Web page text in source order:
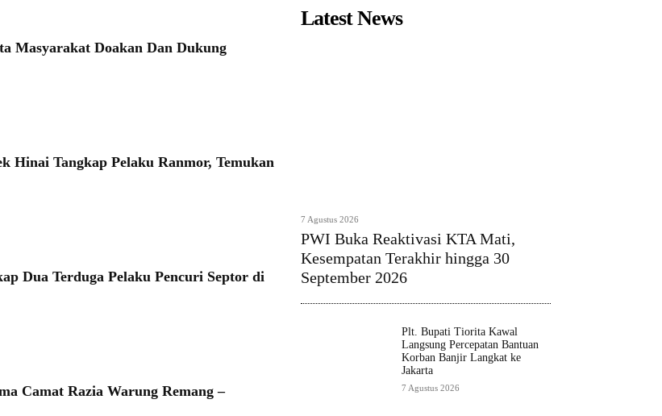
Masyarakat Doakan Dan Dukung
Hinai Tangkap Pelaku Ranmor, Temukan
Dua Terduga Pelaku Pencuri Septor di
Camat Razia Warung Remang –
Latest News
7 Agustus 2026
PWI Buka Reaktivasi KTA Mati,
Kesempatan Terakhir hingga 30
September 2026
Plt. Bupati Tiorita Kawal
Langsung Percepatan Bantuan
Korban Banjir Langkat ke
Jakarta
7 Agustus 2026